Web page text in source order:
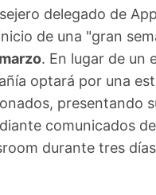
delegado de
de una "gran
. En lugar de un
optará por una
presentando
comunicados
durante tres días